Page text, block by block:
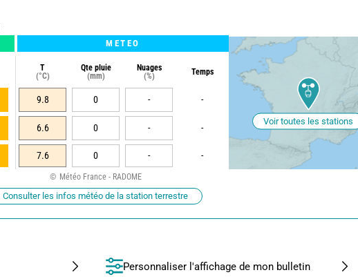
METEO
T
(°C)
Qte pluie
(mm)
Nuages
(%)
Temps
9.8 0 - -
6.6 0 - -
7.6 0 - -
Voir toutes les stations
Météo France - RADOME
Consulter les infos météo de la station terrestre
Personnaliser l'affichage de mon bulletin